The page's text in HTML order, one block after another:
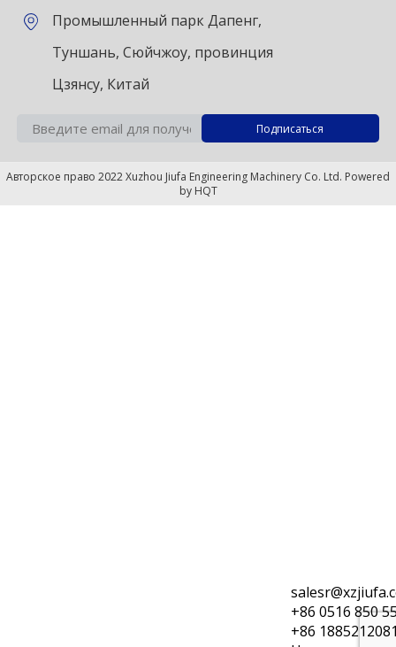
+86 0516 850
+86
Промышленный парк Дапенг,
Туншань, Сюйчжоу, провинция
Цзянсу, Китай
Авторское право 2022 Xuzhou Jiufa Engineering Machinery Co. Ltd. Powered
by HQT